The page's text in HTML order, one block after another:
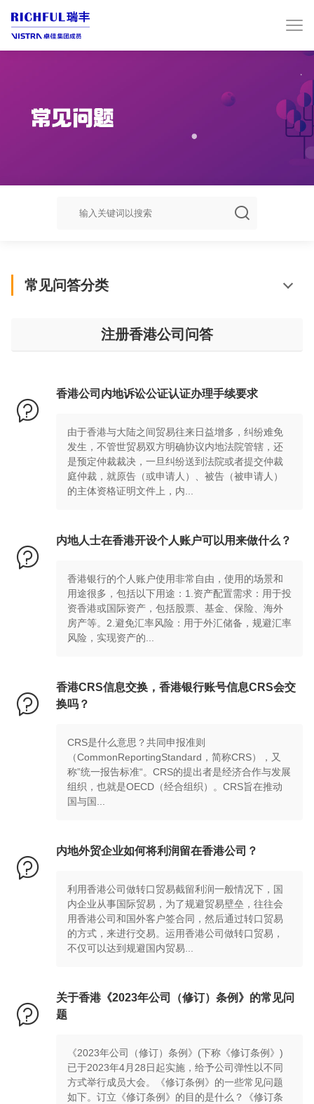

常见问答分类
注册香港公司问答

香港公司内地诉讼公证认证办理手续要求
由于香港与大陆之间贸易往来日益增多，纠纷难免
发生，不管世贸易双方明确协议内地法院管辖，还
是预定仲裁裁决，一旦纠纷送到法院或者提交仲裁
庭仲裁，就原告（或申请人）、被告（被申请人）
的主体资格证明文件上，内...

内地人士在香港开设个人账户可以用来做什么？
香港银行的个人账户使用非常自由，使用的场景和
用途很多，包括以下用途：1.资产配置需求：用于投
资香港或国际资产，包括股票、基金、保险、海外
房产等。2.避免汇率风险：用于外汇储备，规避汇率
风险，实现资产的...

香港CRS信息交换，香港银行账号信息CRS会交
换吗？
CRS是什么意思？共同申报准则
（CommonReportingStandard，简称CRS），又
称”统一报告标准“。CRS的提出者是经济合作与发展
组织，也就是OECD（经合组织）。CRS旨在推动
国与国...

内地外贸企业如何将利润留在香港公司？
利用香港公司做转口贸易截留利润一般情况下，国
内企业从事国际贸易，为了规避贸易壁垒，往往会
用香港公司和国外客户签合同，然后通过转口贸易
的方式，来进行交易。运用香港公司做转口贸易，
不仅可以达到规避国内贸易...

关于香港《2023年公司（修订）条例》的常见问
题
《2023年公司（修订）条例》(下称《修订条例》)
已于2023年4月28日起实施，给予公司弹性以不同
方式举行成员大会。《修订条例》的一些常见问题
如下。订立《修订条例》的目的是什么？《修订条